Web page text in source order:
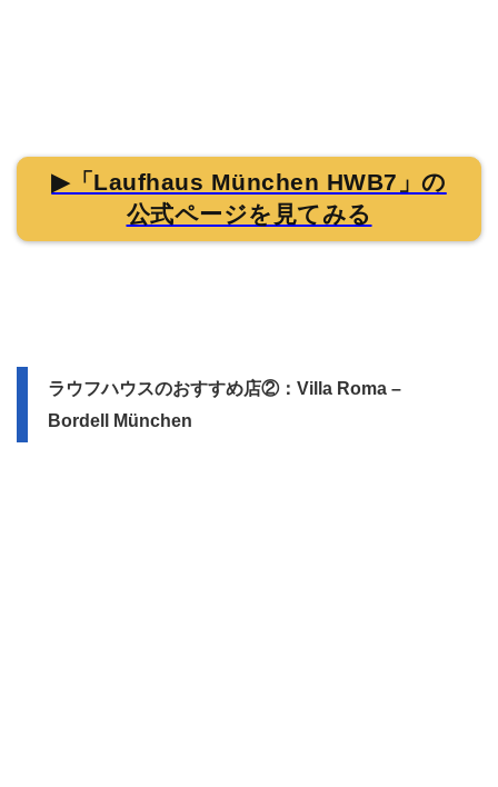
▶「Laufhaus München HWB7」の
公式ページを見てみる
ラウフハウスのおすすめ店②：Villa Roma –
Bordell München